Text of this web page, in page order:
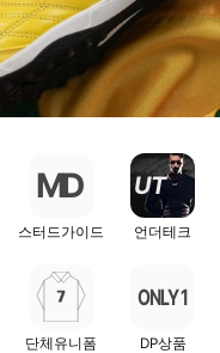
스터드가이드
UT
언더테크
단체유니폼
ONLY 1
DP상품